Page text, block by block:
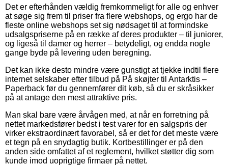
Det er efterhånden vældig fremkommeligt for alle og enhver
at søge sig frem til priser fra flere webshops, og ergo har de
fleste online webshops set sig nødsaget til at formindske
udsalgspriserne på en række af deres produkter – til juniorer,
og ligeså til damer og herrer – betydeligt, og endda nogle
gange byde på levering uden beregning.
Det kan ikke desto mindre være gunstigt at tjekke indtil flere
internet selskaber efter tilbud på På skøjter til Antarktis –
Paperback før du gennemfører dit køb, så du er skråsikker
på at antage den mest attraktive pris.
Man skal bare være årvågen med, at når en forretning på
nettet markedsfører bedst i test varer for en salgspris der
virker ekstraordinært favorabel, så er det for det meste være
et tegn på en snydagtig butik. Kortbestillinger er på den
anden side omfattet af et reglement, hvilket støtter dig som
kunde imod uoprigtige firmaer på nettet.